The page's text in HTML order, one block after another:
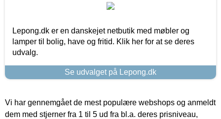
Lepong.dk er en danskejet netbutik med møbler og
lamper til bolig, have og fritid. Klik her for at se deres
udvalg.
Se udvalget på Lepong.dk
Vi har gennemgået de mest populære webshops og anmeldt
dem med stjerner fra 1 til 5 ud fra bl.a. deres prisniveau,